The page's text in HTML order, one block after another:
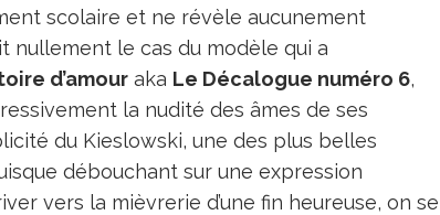
scolaire et ne révèle aucunement
nullement le cas du modèle qui a
d’amour aka Le Décalogue numéro 6,
la nudité des âmes de ses
du Kieslowski, une des plus belles
débouchant sur une expression
vers la mièvrerie d’une fin heureuse, on se